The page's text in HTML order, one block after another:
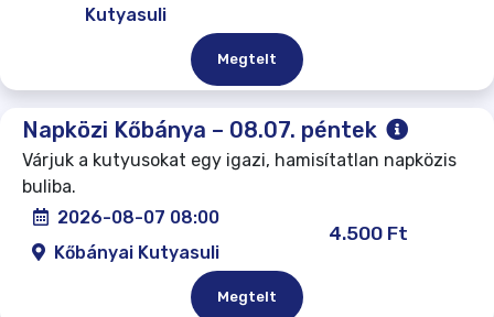
Kutyasuli
Megtelt
Napközi Kőbánya – 08.07. péntek
Várjuk a kutyusokat egy igazi, hamisítatlan napközis
buliba.
2026-08-07 08:00
Kőbányai Kutyasuli
4.500 Ft
Megtelt